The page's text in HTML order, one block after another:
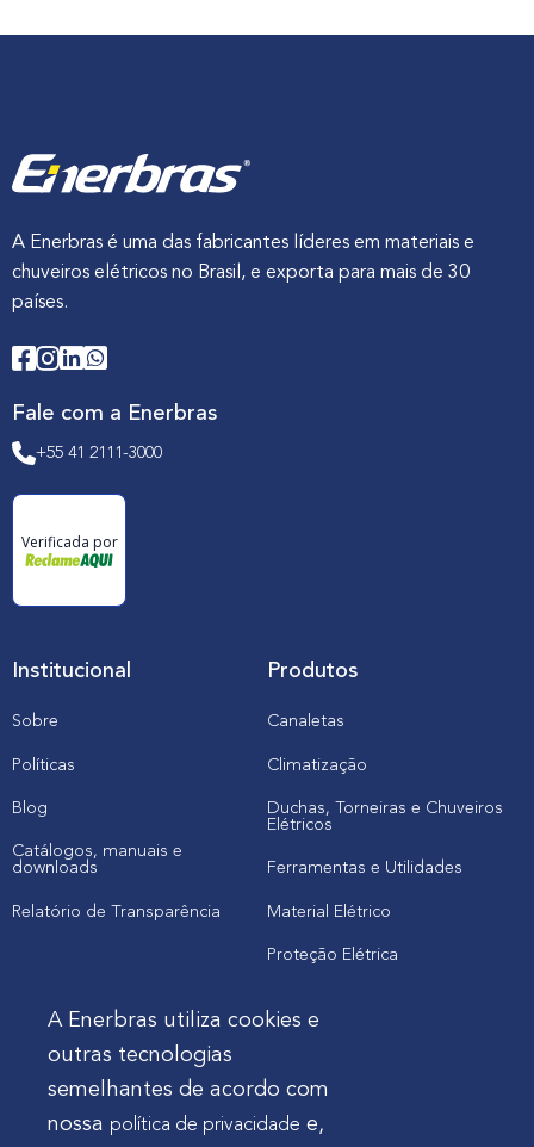
A Enerbras é uma das fabricantes líderes em materiais e
chuveiros elétricos no Brasil, e exporta para mais de 30
países.
Fale com a Enerbras
+55 41 2111-3000
Verificada por
Institucional
Sobre
Políticas
Blog
Catálogos, manuais e
downloads
Relatório de Transparência
Produtos
Canaletas
Climatização
Duchas, Torneiras e Chuveiros
Elétricos
Ferramentas e Utilidades
Material Elétrico
Proteção Elétrica
Cliente
Onde comprar produtos
Quero Enerbras na minha loja
A Enerbras utiliza cookies e
outras tecnologias
semelhantes de acordo com
nossa política de privacidade e,